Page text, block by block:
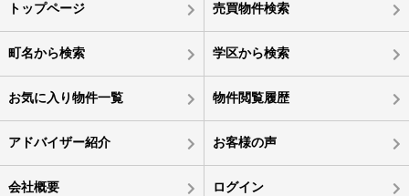
トップページ 売買物件検索
町名から検索 学区から検索
お気に入り物件一覧 物件閲覧履歴
アドバイザー紹介 お客様の声
会社概要 ログイン